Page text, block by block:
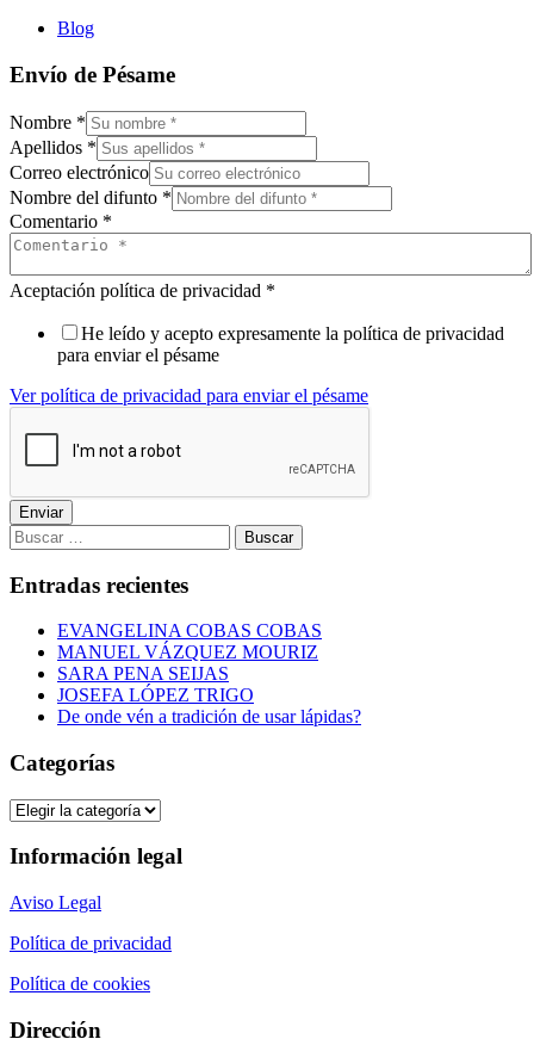
Blog
Envío de Pésame
Nombre *
Apellidos *
Correo electrónico
Nombre del difunto *
Comentario *
Aceptación política de privacidad *
He leído y acepto expresamente la política de privacidad
para enviar el pésame
Ver política de privacidad para enviar el pésame
Enviar
Buscar:
Entradas recientes
EVANGELINA COBAS COBAS
MANUEL VÁZQUEZ MOURIZ
SARA PENA SEIJAS
JOSEFA LÓPEZ TRIGO
De onde vén a tradición de usar lápidas?
Categorías
Categorías
Información legal
Aviso Legal
Política de privacidad
Política de cookies
Dirección